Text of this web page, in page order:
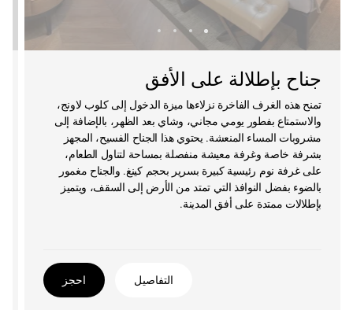
جناح بإطلالة على الأفق
تمنح هذه الغرف الفاخرة نزلاءها ميزة الدخول إلى كلوب لاونج،
والاستمتاع بفطور يومي مجاني، وشاي بعد الظهر، بالإضافة إلى
مشروبات المساء المنعشة. يحتوي هذا الجناح الفسيح، المجهز
بشرفة خاصة وغرفة معيشة منفصلة بمساحة لتناول الطعام،
على غرفة نوم رئيسية كبيرة بسرير بحجم كينغ. والجناح مغمور
بالضوء بفضل النوافذ التي تمتد من الأرض إلى السقف، ويتميز
بإطلالات ممتدة على أفق المدينة.
التفاصيل احجز